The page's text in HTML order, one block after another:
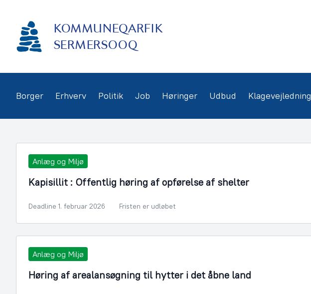
indhold
KOMMUNEQARFIK
SERMERSOOQ
Borger Erhverv Politik Job Høringer Udbud Klagevejledning
Anlæg og Miljø
Kapisillit : Offentlig høring af opførelse af shelter
Deadline 1. februar 2026 Fristen er udløbet
Anlæg og Miljø
Høring af arealansøgning til hytter i det åbne land